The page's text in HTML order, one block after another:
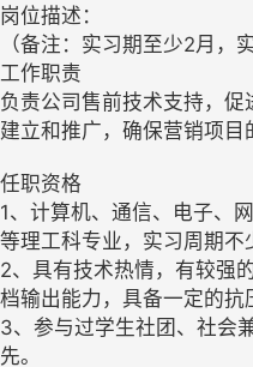
岗位描述：
（备注：实习期至少2月，
工作职责
负责公司售前技术支持，
建立和推广，确保营销项目
任职资格
1、计算机、通信、电子、
等理工科专业，实习周期不
2、具有技术热情，有较强
档输出能力，具备一定的抗
3、参与过学生社团、社会
先。